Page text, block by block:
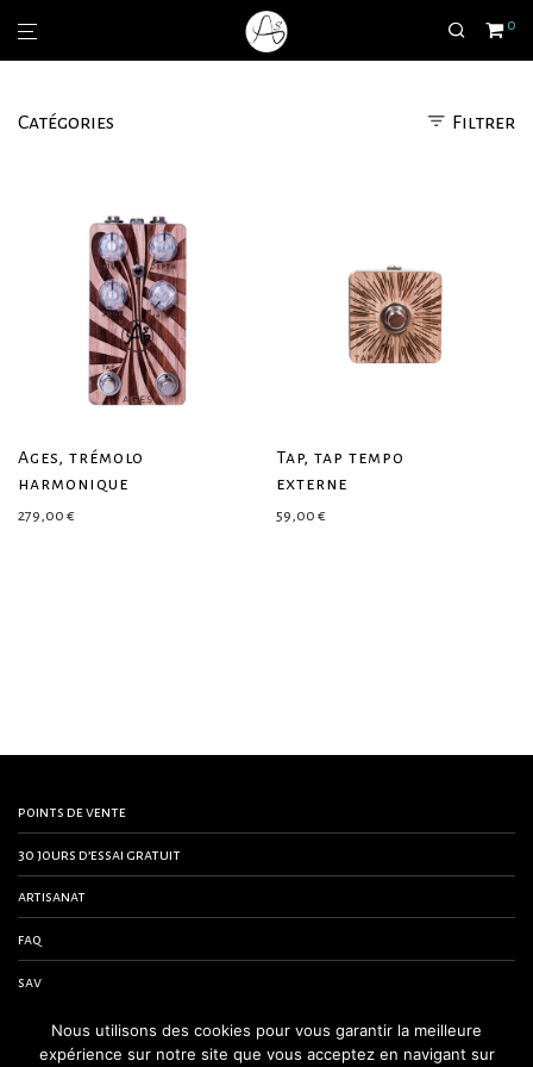
0
Catégories Filtrer
Ages, trémolo
harmonique
279,00 €
Tap, tap tempo
externe
59,00 €
points de vente
30 jours d’essai gratuit
artisanat
faq
sav
contactez-nous
Nous utilisons des cookies pour vous garantir la meilleure
expérience sur notre site que vous acceptez en navigant sur